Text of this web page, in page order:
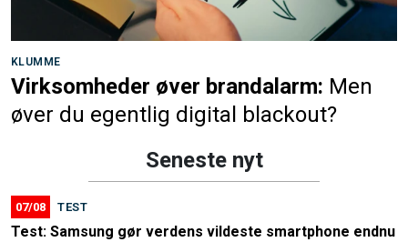
KLUMME
Virksomheder øver brandalarm: Men
øver du egentlig digital blackout?
Seneste nyt
07/08 TEST
Test: Samsung gør verdens vildeste smartphone endnu